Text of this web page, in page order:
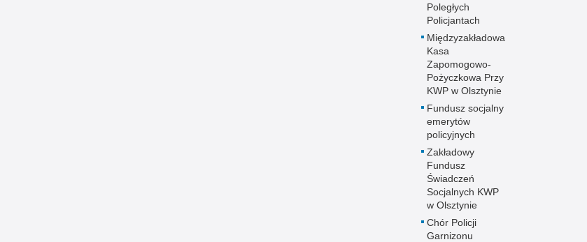
Poległych
Policjantach
Międzyzakładowa
Kasa
Zapomogowo-
Pożyczkowa Przy
KWP w Olsztynie
Fundusz socjalny
emerytów
policyjnych
Zakładowy
Fundusz
Świadczeń
Socjalnych KWP
w Olsztynie
Chór Policji
Garnizonu